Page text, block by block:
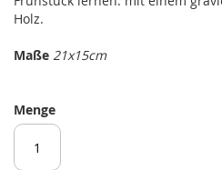
Holz.
Maße 21x15cm
Menge